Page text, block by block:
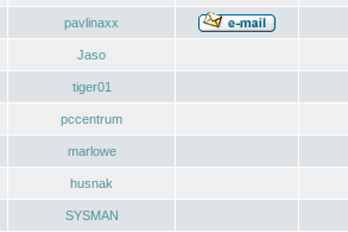
pavlinaxx
Jaso
tiger01
pccentrum
marlowe
husnak
SYSMAN